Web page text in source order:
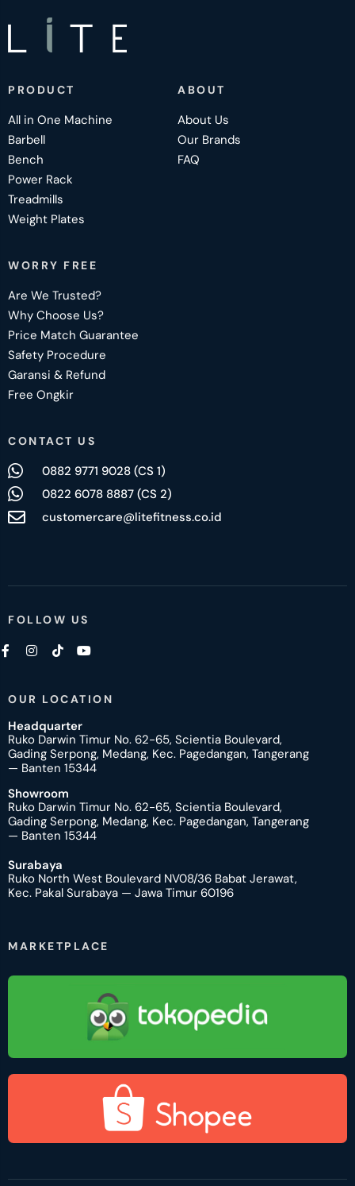
PRODUCT
All in One Machine
Barbell
Bench
Power Rack
Treadmills
Weight Plates
ABOUT
About Us
Our Brands
FAQ
WORRY FREE
Are We Trusted?
Why Choose Us?
Price Match Guarantee
Safety Procedure
Garansi & Refund
Free Ongkir
CONTACT US
0882 9771 9028 (CS 1)
0822 6078 8887 (CS 2)
customercare@litefitness.co.id
FOLLOW US
OUR LOCATION
Headquarter
Ruko Darwin Timur No. 62-65, Scientia Boulevard,
Gading Serpong, Medang, Kec. Pagedangan, Tangerang
— Banten 15344
Showroom
Ruko Darwin Timur No. 62-65, Scientia Boulevard,
Gading Serpong, Medang, Kec. Pagedangan, Tangerang
— Banten 15344
Surabaya
Ruko North West Boulevard NV08/36 Babat Jerawat,
Kec. Pakal Surabaya — Jawa Timur 60196
MARKETPLACE